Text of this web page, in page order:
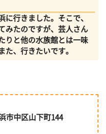
に行きました。そこで、
みたのですが、芸人さん
りと他の水族館とは一味
た、行きたいです。
市中区山下町144